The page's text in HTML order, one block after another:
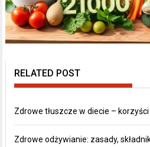
RELATED POST
Zdrowe tłuszcze w diecie – korzyści
Zdrowe odżywianie: zasady,